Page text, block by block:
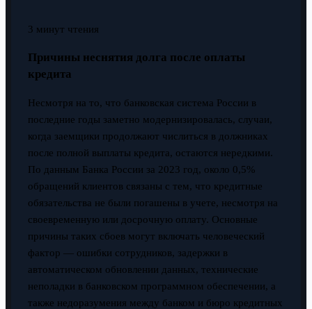
3 минут чтения
Причины неснятия долга после оплаты
кредита
Несмотря на то, что банковская система России в
последние годы заметно модернизировалась, случаи,
когда заемщики продолжают числиться в должниках
после полной выплаты кредита, остаются нередкими.
По данным Банка России за 2023 год, около 0,5%
обращений клиентов связаны с тем, что кредитные
обязательства не были погашены в учете, несмотря на
своевременную или досрочную оплату. Основные
причины таких сбоев могут включать человеческий
фактор — ошибки сотрудников, задержки в
автоматическом обновлении данных, технические
неполадки в банковском программном обеспечении, а
также недоразумения между банком и бюро кредитных